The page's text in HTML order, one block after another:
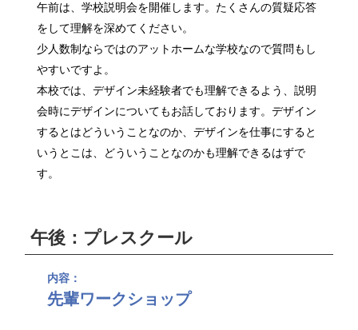
午前は、学校説明会を開催します。たくさんの質疑応答
をして理解を深めてください。
少人数制ならではのアットホームな学校なので質問もし
やすいですよ。
本校では、デザイン未経験者でも理解できるよう、説明
会時にデザインについてもお話しております。デザイン
するとはどういうことなのか、デザインを仕事にすると
いうとこは、どういうことなのかも理解できるはずで
す。
午後：プレスクール
内容：
先輩ワークショップ